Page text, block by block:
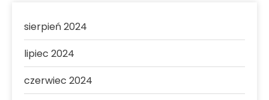
sierpień 2024
lipiec 2024
czerwiec 2024